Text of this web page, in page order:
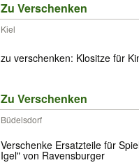
Zu Verschenken
Kiel
zu verschenken: Klositze für
Zu Verschenken
Büdelsdorf
Verschenke Ersatzteile für
Igel" von Ravensburger